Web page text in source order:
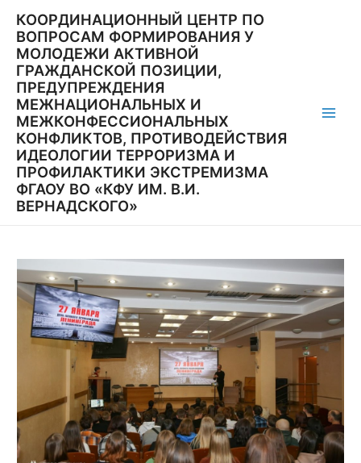
содержимому
КООРДИНАЦИОННЫЙ ЦЕНТР ПО
ВОПРОСАМ ФОРМИРОВАНИЯ У
МОЛОДЕЖИ АКТИВНОЙ
ГРАЖДАНСКОЙ ПОЗИЦИИ,
ПРЕДУПРЕЖДЕНИЯ
МЕЖНАЦИОНАЛЬНЫХ И
МЕЖКОНФЕССИОНАЛЬНЫХ
КОНФЛИКТОВ, ПРОТИВОДЕЙСТВИЯ
ИДЕОЛОГИИ ТЕРРОРИЗМА И
ПРОФИЛАКТИКИ ЭКСТРЕМИЗМА
ФГАОУ ВО «КФУ ИМ. В.И.
ВЕРНАДСКОГО»